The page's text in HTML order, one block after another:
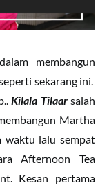
membangun
sekarang ini.
Kilala Tilaarsalah
Martha
waktu lalu sempat
Afternoon Tea
Kesan pertama